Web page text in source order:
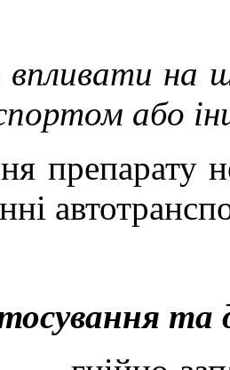
на
або
препарату
та